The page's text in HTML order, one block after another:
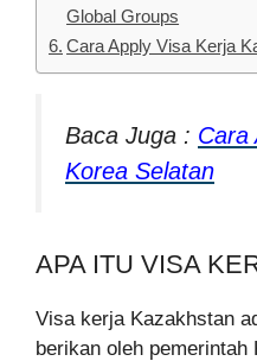
Global Groups
Cara Apply Visa Kerja
Baca Juga : Cara
Korea Selatan
APA ITU VISA
Visa kerja Kazakhstan
berikan oleh